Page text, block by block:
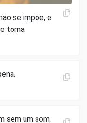
se impõe, e
torna
sem um som,